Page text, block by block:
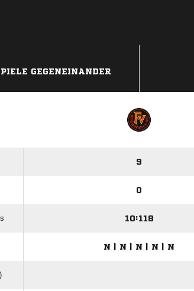
GEGENEINANDER
9
0
10:118
N | N | N | N | N